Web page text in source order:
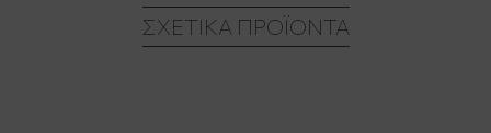
ΣΧΕΤΙΚΆ ΠΡΟΪΌΝΤΑ